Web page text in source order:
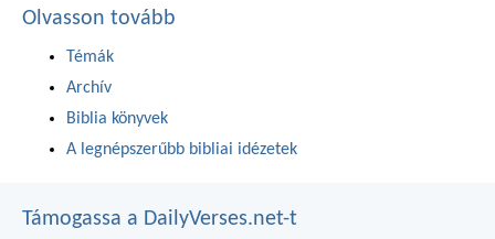
Olvasson tovább
Témák
Archív
Biblia könyvek
A legnépszerűbb bibliai idézetek
Támogassa a DailyVerses.net-t